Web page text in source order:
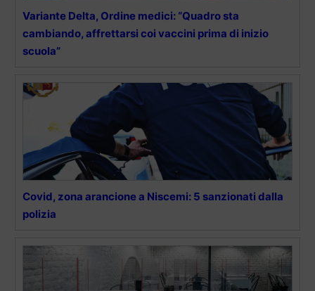
Variante Delta, Ordine medici: “Quadro sta
cambiando, affrettarsi coi vaccini prima di inizio
scuola”
Covid, zona arancione a Niscemi: 5 sanzionati dalla
polizia